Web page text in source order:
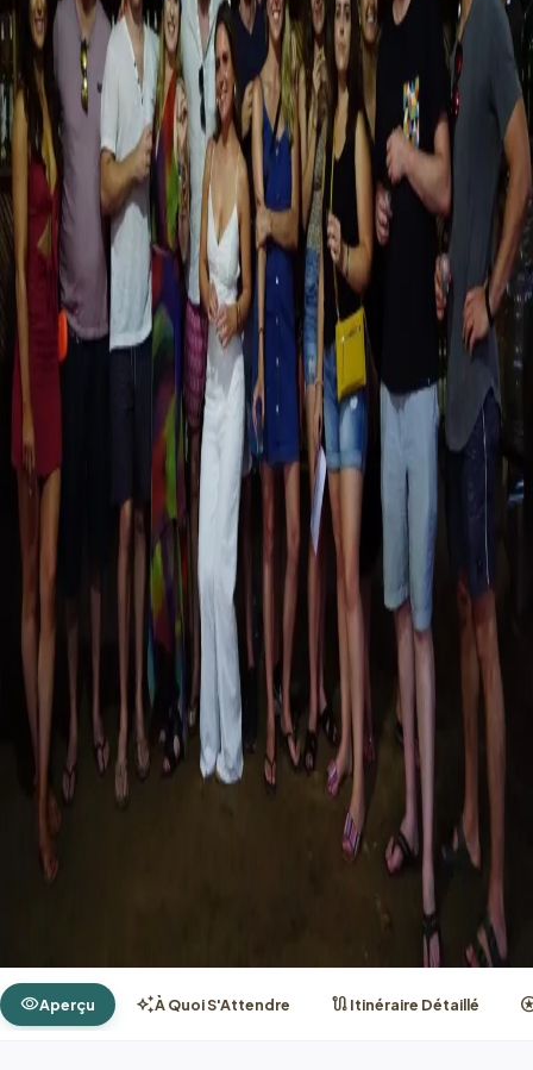
visibilityAperçu auto_awesomeÀ Quoi S'Attendre routeItinéraire Détaillé